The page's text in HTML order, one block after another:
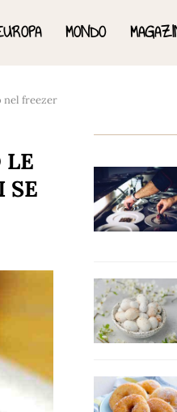
MONDO
nel freezer
LE
SE